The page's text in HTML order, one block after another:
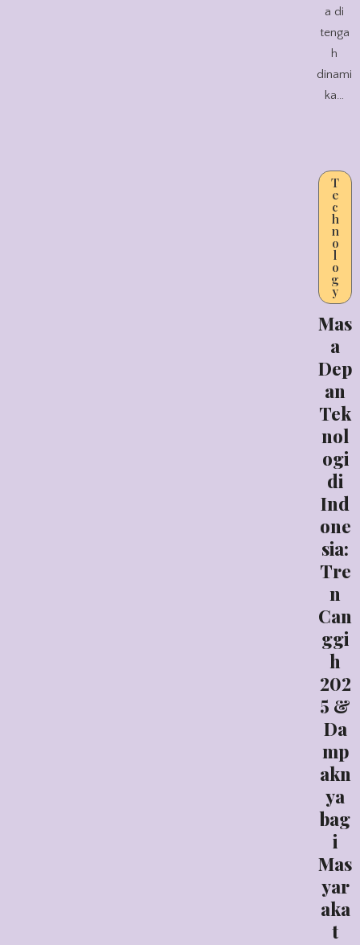
a di
tenga
h
dinami
ka…
T
e
c
h
n
o
l
o
g
y
Mas
a
Dep
an
Tek
nol
ogi
di
Ind
one
sia:
Tre
n
Can
ggi
h
202
5 &
Da
mp
akn
ya
bag
i
Mas
yar
aka
t